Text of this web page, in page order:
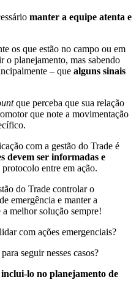
manter a equipe atenta e
os que estão no campo ou em
o planejamento, mas sabendo
– que alguns sinais
que perceba que sua relação
que note a movimentação
com a gestão do Trade é
devem ser informadas e
protocolo entre em ação.
do Trade controlar o
emergência e manter a
melhor solução sempre!
com ações emergenciais?
seguir nesses casos?
lo no planejamento de